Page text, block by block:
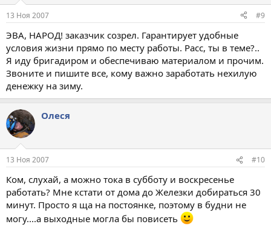
13 Ноя 2007 #9
ЭВА, НАРОД! заказчик созрел. Гарантирует удобные
условия жизни прямо по месту работы. Расс, ты в теме?..
Я иду бригадиром и обеспечиваю материалом и прочим.
Звоните и пишите все, кому важно заработать нехилую
денежку на зиму.
Олеся
13 Ноя 2007 #10
Ком, слухай, а можно тока в субботу и воскресенье
работать? Мне кстати от дома до Железки добираться 30
минут. Просто я ща на постоянке, поэтому в будни не
могу....а выходные могла бы повисеть